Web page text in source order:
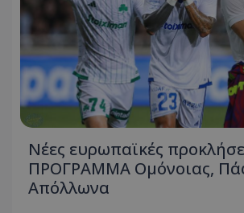
Νέες ευρωπαϊκές
ΠΡΟΓΡΑΜΜΑ Ομόνοιας,
Απόλλωνα